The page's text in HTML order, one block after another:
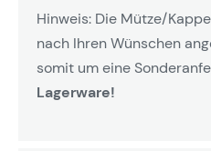
Hinweis: Die Mütze/
nach Ihren Wünschen
somit um eine
Lagerware!